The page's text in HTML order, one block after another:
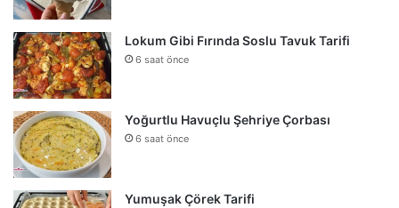
Lokum Gibi Fırında Soslu Tavuk Tarifi
6 saat önce
Yoğurtlu Havuçlu Şehriye Çorbası
6 saat önce
Yumuşak Çörek Tarifi